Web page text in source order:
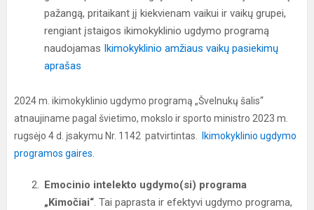
pažangą, pritaikant jį kiekvienam vaikui ir vaikų grupei,
rengiant įstaigos ikimokyklinio ugdymo programą
naudojamas
Ikimokyklinio amžiaus vaikų pasiekimų
aprašas
2024 m. ikimokyklinio ugdymo programą „Švelnukų šalis“
atnaujiname pagal švietimo, mokslo ir sporto ministro 2023 m.
rugsėjo 4 d. įsakymu Nr. 1142 patvirtintas.
Ikimokyklinio ugdymo
programos gaires.
Emocinio intelekto ugdymo(si) programa
„Kimočiai“. Tai paprasta ir efektyvi ugdymo programa,